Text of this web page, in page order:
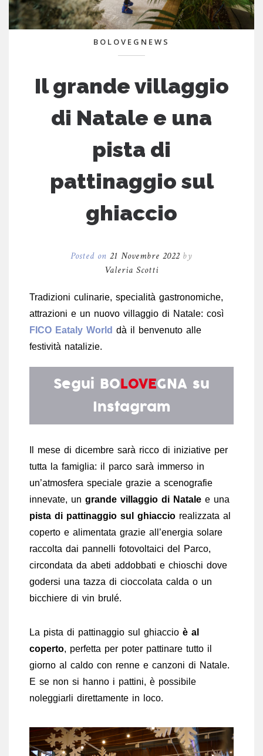
BOLOVEGNEWS
Il grande villaggio
di Natale e una
pista di
pattinaggio sul
ghiaccio
Posted on 21 Novembre 2022 by
Valeria Scotti
Tradizioni culinarie, specialità gastronomiche,
attrazioni e un nuovo villaggio di Natale: così
FICO Eataly World dà il benvenuto alle
festività natalizie.
Segui BOLOVEGNA su
Instagram
Il mese di dicembre sarà ricco di iniziative per
tutta la famiglia: il parco sarà immerso in
un’atmosfera speciale grazie a scenografie
innevate, un grande villaggio di Natale e una
pista di pattinaggio sul ghiaccio realizzata al
coperto e alimentata grazie all’energia solare
raccolta dai pannelli fotovoltaici del Parco,
circondata da abeti addobbati e chioschi dove
godersi una tazza di cioccolata calda o un
bicchiere di vin brulé.
La pista di pattinaggio sul ghiaccio è al
coperto, perfetta per poter pattinare tutto il
giorno al caldo con renne e canzoni di Natale.
E se non si hanno i pattini, è possibile
noleggiarli direttamente in loco.